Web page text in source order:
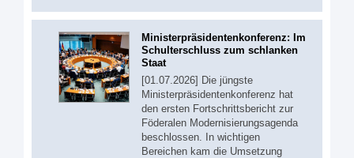
Ministerpräsidentenkonferenz: Im
Schulterschluss zum schlanken
Staat
[01.07.2026] Die jüngste
Ministerpräsidentenkonferenz hat
den ersten Fortschrittsbericht zur
Föderalen Modernisierungsagenda
beschlossen. In wichtigen
Bereichen kam die Umsetzung